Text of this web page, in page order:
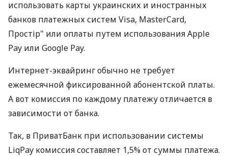
использовать карты украинских и иностранных
банков платежных систем Visa, MasterCard,
Простір" или оплаты путем использования Apple
Pay или Google Pay.
Интернет-эквайринг обычно не требует
ежемесячной фиксированной абонентской платы.
А вот комиссия по каждому платежу отличается в
зависимости от банка.
Так, в ПриватБанк при использовании системы
LiqPay комиссия составляет 1,5% от суммы платежа.